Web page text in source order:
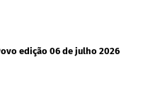
edição 06 de julho 2026